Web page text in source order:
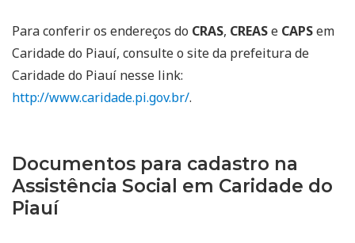
Para conferir os endereços do CRAS, CREASe CAPSem
Caridade do Piauí, consulte o site da prefeitura de
Caridade do Piauí nesse link:
http://www.caridade.pi.gov.br/.
Documentos para cadastro na
Assistência Social em Caridade do
Piauí